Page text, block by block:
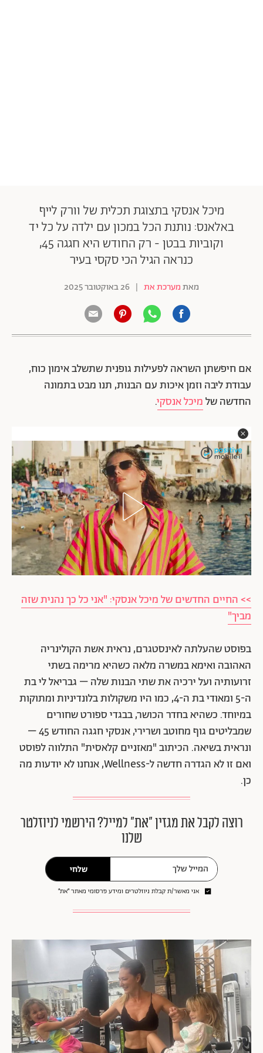
מיכל אנסקי בתצוגת תכלית של וורק לייף
באלאנס: נותנת הכל במכון עם ילדה על כל יד
וקוביות בבטן - רק החודש היא חגגה 45,
כנראה הגיל הכי סקסי בעיר
מאתמערכת את | 26 באוקטובר 2025
אם חיפשתן השראה לפעילות גופנית שתשלב אימון כוח,
עבודת ליבה וזמן איכות עם הבנות, תנו מבט בתמונה
החדשה שלמיכל אנסקי.
>> החיים החדשים של מיכל אנסקי: "אני כל כך נהנית שזה
מביך"
בפוסט שהעלתה לאינסטגרם, נראית אשת הקולינריה
האהובה ואימא במשרה מלאה כשהיא מרימה בשתי
זרועותיה ועל ירכיה את שתי הבנות שלה – גבריאל לי בת
ה-5 ומאודי בת ה-4, כמו היו משקולות בלונדיניות ומתוקות
במיוחד. כשהיא בחדר הכושר, בבגדי ספורט שחורים
שמבליטים גוף מחוטב ושרירי, אנסקי חגגה החודש 45 –
ונראית בשיאה. הכיתוב "מאזניים קלאסית" התלווה לפוסט
ואם זו לא הגדרה חדשה ל-Wellness, אנחנו לא יודעות מה
כן.
רוצה לקבל את מגזין ״את״ למייל? הירשמי לניוזלטר
שלנו
שלחי
אני מאשר/ת קבלת ניוזלטרים ומידע פרסומי מאתר ״את״